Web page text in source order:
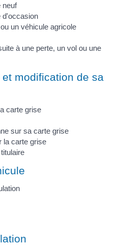
neuf
d'occasion
un véhicule agricole
à une perte, un vol ou une
modification de sa
carte grise
sur sa carte grise
la carte grise